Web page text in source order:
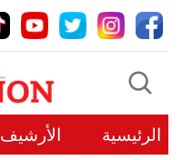
الرئيسية الأرشيف